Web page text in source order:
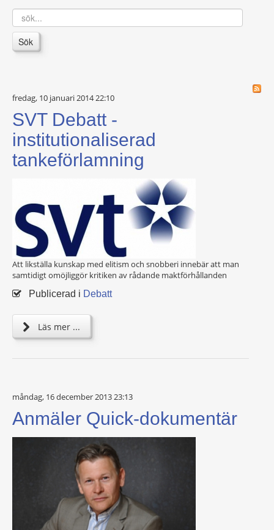
sök...
Sök
fredag, 10 januari 2014 22:10
SVT Debatt -
institutionaliserad
tankeförlamning
Att likställa kunskap med elitism och snobberi innebär att man
samtidigt omöjliggör kritiken av rådande maktförhållanden
Publicerad i Debatt
Läs mer ...
måndag, 16 december 2013 23:13
Anmäler Quick-dokumentär